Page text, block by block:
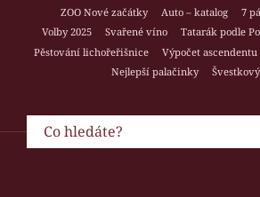
ZOO Nové začátky
Auto – katalog
7
Volby 2025
Svařené víno Tatarák podle
Pěstování lichořeřišnice
Výpočet ascendentu
Nejlepší palačinky